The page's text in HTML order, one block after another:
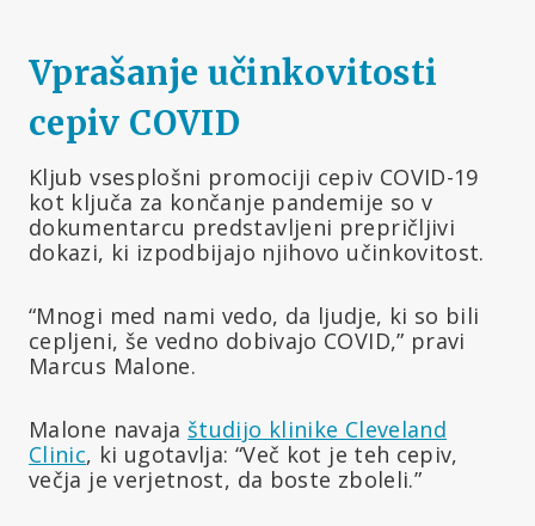
Vprašanje učinkovitosti
cepiv COVID
Kljub vsesplošni promociji cepiv COVID-19
kot ključa za končanje pandemije so v
dokumentarcu predstavljeni prepričljivi
dokazi, ki izpodbijajo njihovo učinkovitost.
“Mnogi med nami vedo, da ljudje, ki so bili
cepljeni, še vedno dobivajo COVID,” pravi
Marcus Malone.
Malone navaja študijo klinike Cleveland
Clinic, ki ugotavlja: “Več kot je teh cepiv,
večja je verjetnost, da boste zboleli.”